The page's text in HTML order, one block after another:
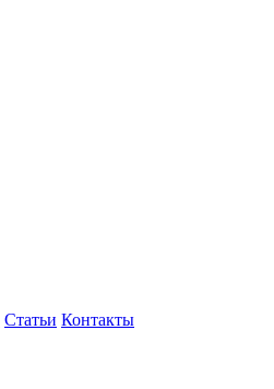
Статьи Контакты